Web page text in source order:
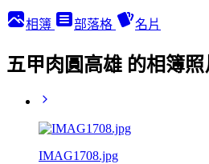
相簿 部落格 名片
五甲肉圓高雄 的相簿照
IMAG1708.jpg